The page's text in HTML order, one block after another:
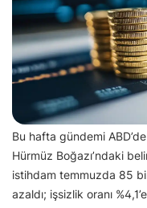
Bu hafta gündemi
Hürmüz Boğazı’ndaki
istihdam temmuzda 85
azaldı; işsizlik oranı